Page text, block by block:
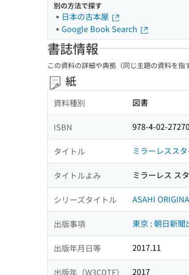
別の方法で探す
日本の古本屋
Google Book Search
書誌情報
この資料の詳細や典拠（同じ主題の資料を指
紙
資料種別 図書
ISBN 978-4-02-
タイトル ミラーレスス
タイトルよみ ミラーレス ス
シリーズタイトル ASAHI
出版事項 東京 : 朝日新聞
出版年月日等 2017.11
出版年（W3CDTF） 2017